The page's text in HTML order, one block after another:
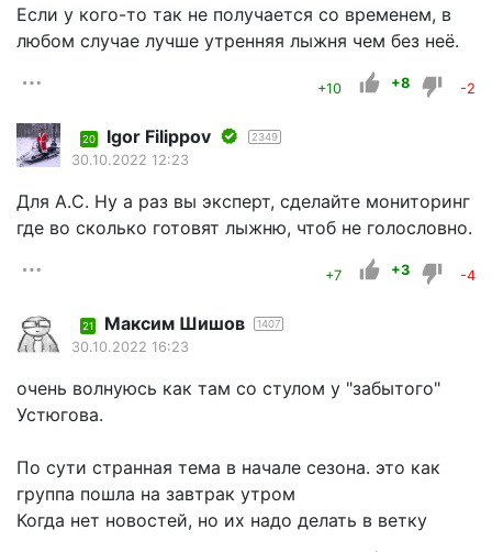
Если у кого-то так не получается со временем, в
любом случае лучше утренняя лыжня чем без неё.
+10 +8 -2
20 Igor Filippov 2349
30.10.2022 12:23
Для А.С. Ну а раз вы эксперт, сделайте мониторинг
где во сколько готовят лыжню, чтоб не голословно.
+7 +3 -4
21 Максим Шишов 1407
30.10.2022 16:23
очень волнуюсь как там со стулом у "забытого"
Устюгова.
По сути странная тема в начале сезона. это как
группа пошла на завтрак утром
Когда нет новостей, но их надо делать в ветку